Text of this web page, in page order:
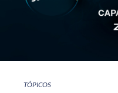
TÓPICOS